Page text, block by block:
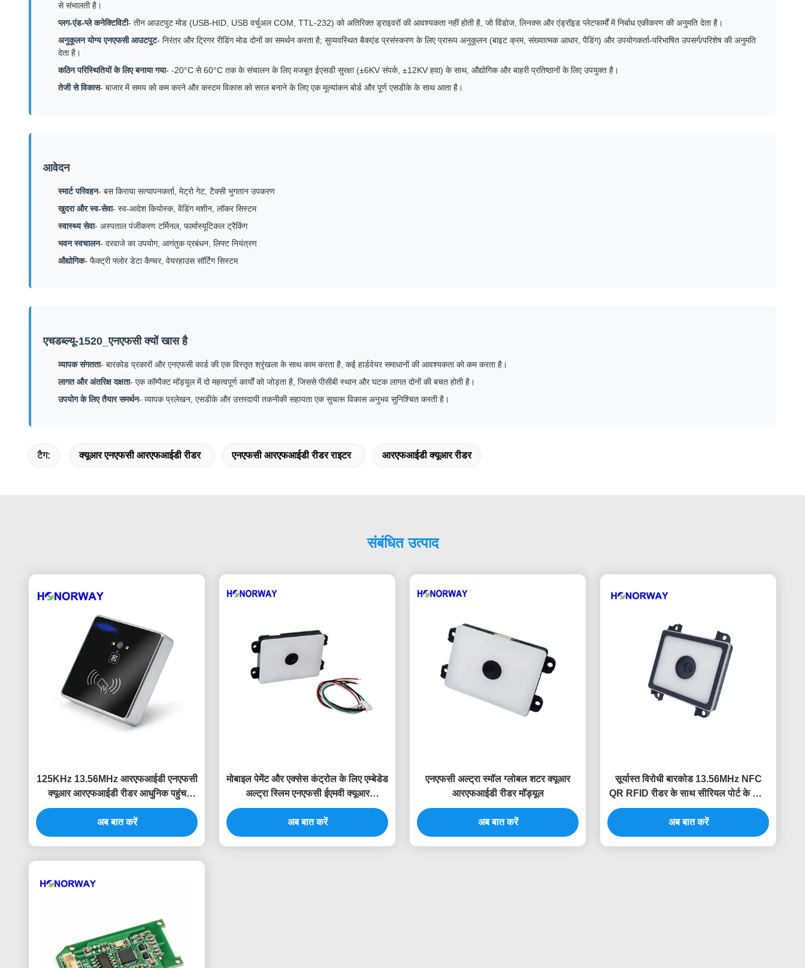
से संभालती है।
प्लग-एंड-प्ले कनेक्टिविटी- तीन आउटपुट मोड (USB-HID, USB वर्चुअल COM, TTL-232) को अतिरिक्त ड्राइवरों की आवश्यकता नहीं होती है, जो विंडोज, लिनक्स और एंड्रॉइड प्लेटफार्मों में निर्बाध एकीकरण की अनुमति देता है।
अनुकूलन योग्य एनएफसी आउटपुट- निरंतर और ट्रिगर रीडिंग मोड दोनों का समर्थन करता है; सुव्यवस्थित बैकएंड प्रसंस्करण के लिए प्रारूप अनुकूलन (बाइट क्रम, संख्यात्मक आधार, पैडिंग) और उपयोगकर्ता-परिभाषित उपसर्ग/परिशेष की अनुमति
देता है।
कठिन परिस्थितियों के लिए बनाया गया- -20°C से 60°C तक के संचालन के लिए मजबूत ईएसडी सुरक्षा (±6KV संपर्क, ±12KV हवा) के साथ, औद्योगिक और बाहरी प्रतिष्ठानों के लिए उपयुक्त है।
तेजी से विकास- बाजार में समय को कम करने और कस्टम विकास को सरल बनाने के लिए एक मूल्यांकन बोर्ड और पूर्ण एसडीके के साथ आता है।
आवेदन
स्मार्ट परिवहन- बस किराया सत्यापनकर्ता, मेट्रो गेट, टैक्सी भुगतान उपकरण
खुदरा और स्व-सेवा- स्व-आदेश कियोस्क, वेंडिंग मशीन, लॉकर सिस्टम
स्वास्थ्य सेवा- अस्पताल पंजीकरण टर्मिनल, फार्मास्यूटिकल ट्रैकिंग
भवन स्वचालन- दरवाजे का उपयोग, आगंतुक प्रबंधन, लिफ्ट नियंत्रण
औद्योगिक- फैक्ट्री फ्लोर डेटा कैप्चर, वेयरहाउस सॉर्टिंग सिस्टम
एचडब्ल्यू-1520_एनएफसी क्यों खास है
व्यापक संगतता- बारकोड प्रकारों और एनएफसी कार्ड की एक विस्तृत श्रृंखला के साथ काम करता है, कई हार्डवेयर समाधानों की आवश्यकता को कम करता है।
लागत और अंतरिक्ष दक्षता- एक कॉम्पैक्ट मॉड्यूल में दो महत्वपूर्ण कार्यों को जोड़ता है, जिससे पीसीबी स्थान और घटक लागत दोनों की बचत होती है।
उपयोग के लिए तैयार समर्थन- व्यापक प्रलेखन, एसडीके और उत्तरदायी तकनीकी सहायता एक सुचारू विकास अनुभव सुनिश्चित करती है।
टैग: क्यूआर एनएफसी आरएफआईडी रीडर एनएफसी आरएफआईडी रीडर राइटर आरएफआईडी क्यूआर रीडर
संबंधित उत्पाद
125KHz 13.56MHz आरएफआईडी एनएफसी
क्यूआर आरएफआईडी रीडर आधुनिक पहुंच
नियंत्रण के लिए स्थिर माउंट
अब बात करें
मोबाइल पेमेंट और एक्सेस कंट्रोल के लिए एम्बेडेड
अल्ट्रा स्लिम एनएफसी ईएमवी क्यूआर
आरएफआईडी रीडर
अब बात करें
एनएफसी अल्ट्रा स्मॉल ग्लोबल शटर क्यूआर
आरएफआईडी रीडर मॉड्यूल
अब बात करें
सूर्यास्त विरोधी बारकोड 13.56MHz NFC
QR RFID रीडर के साथ सीरियल पोर्ट के साथ
टर्नस्टाइल के लिए
अब बात करें